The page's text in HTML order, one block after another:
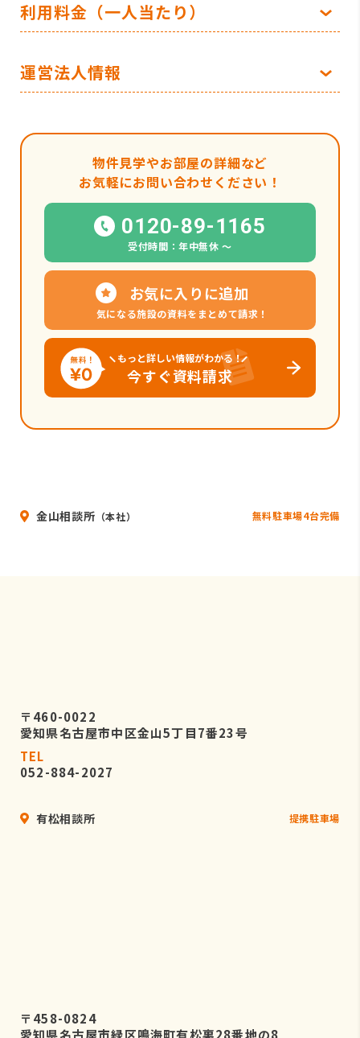
利用料金（一人当たり）
運営法人情報
物件見学やお部屋の詳細など
お気軽にお問い合わせください！
0120-89-1165
受付時間：年中無休 〜
お気に入りに追加
気になる施設の資料をまとめて請求！
もっと詳しい情報がわかる！
今すぐ資料請求
金山相談所 （本社） 無料駐車場4台完備
〒460-0022
愛知県名古屋市中区金山5丁目7番23号
TEL
052-884-2027
有松相談所 提携駐車場
〒458-0824
愛知県名古屋市緑区鳴海町有松裏28番地の8